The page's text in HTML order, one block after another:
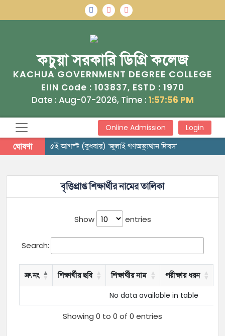
কচুয়া সরকারি ডিগ্রি কলেজ
KACHUA GOVERNMENT DEGREE COLLEGE
EIIN Code : 103837, ESTD : 1970
Date : Aug-07-2026, Time : 1:57:56 PM
Online Admission Login
ঘোষণা ৫ই আগস্ট (বুধবার) ‘জুলাই গণঅভ্যুত্থান দিবস’
বৃত্তিপ্রাপ্ত শিক্ষার্থীর নামের তালিকা
Show entries
Search:
ক্র.নং শিক্ষার্থীর ছবি শিক্ষার্থীর নাম পরীক্ষার ধরন
No data available in table
Showing 0 to 0 of 0 entries